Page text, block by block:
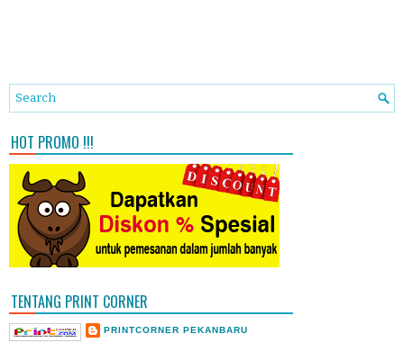
HOT PROMO !!!
TENTANG PRINT CORNER
PRINTCORNER PEKANBARU